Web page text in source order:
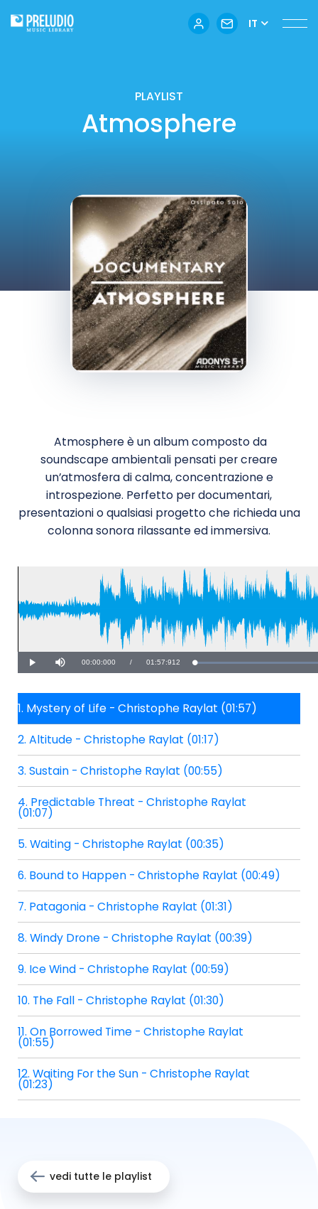
IT
PLAYLIST
Atmosphere
Atmosphere è un album composto da
soundscape ambientali pensati per creare
un’atmosfera di calma, concentrazione e
introspezione. Perfetto per documentari,
presentazioni o qualsiasi progetto che richieda una
colonna sonora rilassante ed immersiva.
Play Mute Current
00:00:000 / Duration
01:57:912
1. Mystery of Life - Christophe Raylat (01:57)
2. Altitude - Christophe Raylat (01:17)
3. Sustain - Christophe Raylat (00:55)
4. Predictable Threat - Christophe Raylat
(01:07)
5. Waiting - Christophe Raylat (00:35)
6. Bound to Happen - Christophe Raylat (00:49)
7. Patagonia - Christophe Raylat (01:31)
8. Windy Drone - Christophe Raylat (00:39)
9. Ice Wind - Christophe Raylat (00:59)
10. The Fall - Christophe Raylat (01:30)
11. On Borrowed Time - Christophe Raylat
(01:55)
12. Waiting For the Sun - Christophe Raylat
(01:23)
vedi tutte le playlist